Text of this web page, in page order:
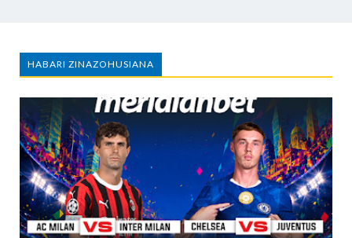
HABARI ZINAZOHUSIANA